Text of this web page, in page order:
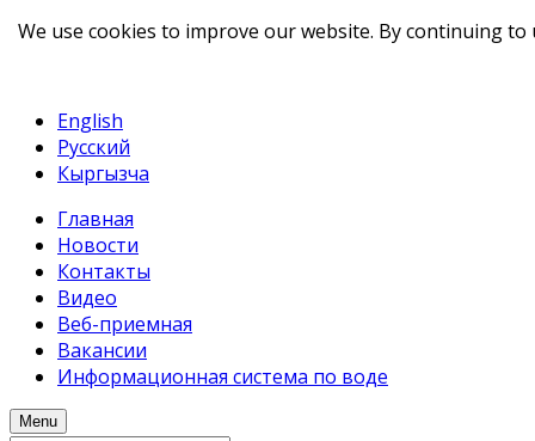
English
Русский
Кыргызча
Главная
Новости
Контакты
Видео
Веб-приемная
Вакансии
Информационная система по воде
Menu
We use cookies to improve our website. By continuing